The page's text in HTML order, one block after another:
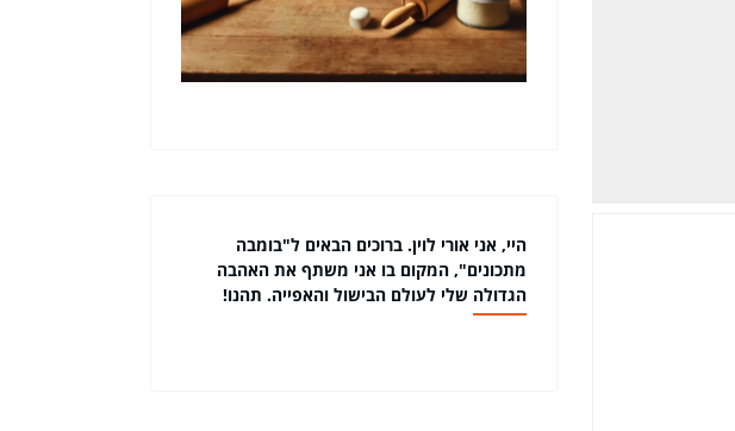
היי, אני אורי לוין. ברוכים הבאים ל"בומבה
מתכונים", המקום בו אני משתף את האהבה
הגדולה שלי לעולם הבישול והאפייה. תהנו!